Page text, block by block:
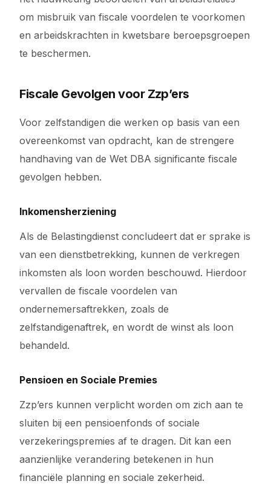
om misbruik van fiscale voordelen te voorkomen
en arbeidskrachten in kwetsbare beroepsgroepen
te beschermen.
Fiscale Gevolgen voor Zzp’ers
Voor zelfstandigen die werken op basis van een
overeenkomst van opdracht, kan de strengere
handhaving van de Wet DBA significante fiscale
gevolgen hebben.
Inkomensherziening
Als de Belastingdienst concludeert dat er sprake is
van een dienstbetrekking, kunnen de verkregen
inkomsten als loon worden beschouwd. Hierdoor
vervallen de fiscale voordelen van
ondernemersaftrekken, zoals de
zelfstandigenaftrek, en wordt de winst als loon
behandeld.
Pensioen en Sociale Premies
Zzp’ers kunnen verplicht worden om zich aan te
sluiten bij een pensioenfonds of sociale
verzekeringspremies af te dragen. Dit kan een
aanzienlijke verandering betekenen in hun
financiële planning en sociale zekerheid.